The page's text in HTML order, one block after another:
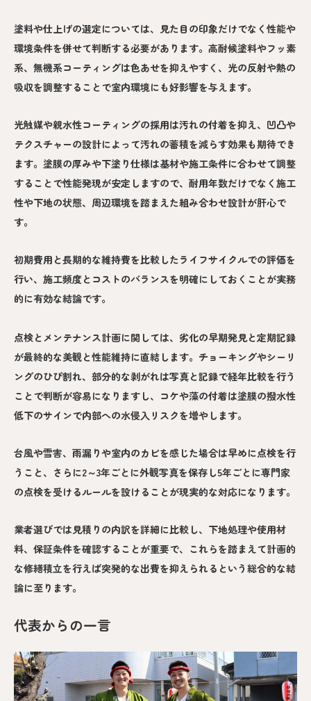
塗料や仕上げの選定については、見た目の印象だけでなく性能や
環境条件を併せて判断する必要があります。高耐候塗料やフッ素
系、無機系コーティングは色あせを抑えやすく、光の反射や熱の
吸収を調整することで室内環境にも好影響を与えます。
光触媒や親水性コーティングの採用は汚れの付着を抑え、凹凸や
テクスチャーの設計によって汚れの蓄積を減らす効果も期待でき
ます。塗膜の厚みや下塗り仕様は基材や施工条件に合わせて調整
することで性能発現が安定しますので、耐用年数だけでなく施工
性や下地の状態、周辺環境を踏まえた組み合わせ設計が肝心で
す。
初期費用と長期的な維持費を比較したライフサイクルでの評価を
行い、施工頻度とコストのバランスを明確にしておくことが実務
的に有効な結論です。
点検とメンテナンス計画に関しては、劣化の早期発見と定期記録
が最終的な美観と性能維持に直結します。チョーキングやシーリ
ングのひび割れ、部分的な剥がれは写真と記録で経年比較を行う
ことで判断が容易になりますし、コケや藻の付着は塗膜の撥水性
低下のサインで内部への水侵入リスクを増やします。
台風や雪害、雨漏りや室内のカビを感じた場合は早めに点検を行
うこと、さらに2～3年ごとに外観写真を保存し5年ごとに専門家
の点検を受けるルールを設けることが現実的な対応になります。
業者選びでは見積りの内訳を詳細に比較し、下地処理や使用材
料、保証条件を確認することが重要で、これらを踏まえて計画的
な修繕積立を行えば突発的な出費を抑えられるという総合的な結
論に至ります。
代表からの一言